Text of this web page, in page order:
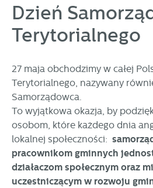
Dzień
Terytorialnego
27 maja obchodzimy w całej
Terytorialnego, nazywany
Samorządowca.
To wyjątkowa okazja, by
osobom, które każdego dnia
lokalnej społeczności:
pracownikom gminnych
działaczom społecznym oraz
uczestniczącym w rozwoju
personalizację określonych
prezentowanych treści.
Dzięki tym plikom cookies możemy
komfort korzystania z
Wyrażenie zgody na funkcjonalne i
cookies gwarantuje dostępność
stronie.
Więcej
Analityczne
Analityczne pliki cookies pomagają
dostosowywać do Twoich potrzeb.
Cookies analityczne pozwalają na
zakresie wykorzystywania witryny
częstotliwości, z jaką odwiedzane
Dane pozwalają nam na ocenę
internetowych pod względem ich
użytkowników. Zgromadzone
Więcej
Reklamowe
Dzięki reklamowym plikom cookies